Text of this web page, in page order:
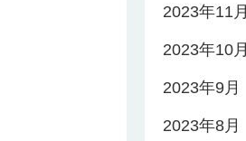
2023年11月
2023年10月
2023年9月
2023年8月